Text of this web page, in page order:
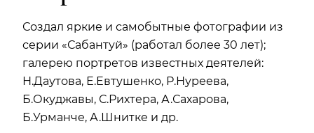
Создал яркие и самобытные фотографии из
серии «Сабантуй» (работал более 30 лет);
галерею портретов известных деятелей:
Н.Даутова, Е.Евтушенко, Р.Нуреева,
Б.Окуджавы, С.Рихтера, А.Сахарова,
Б.Урманче, А.Шнитке и др.